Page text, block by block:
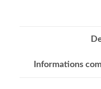
Informations